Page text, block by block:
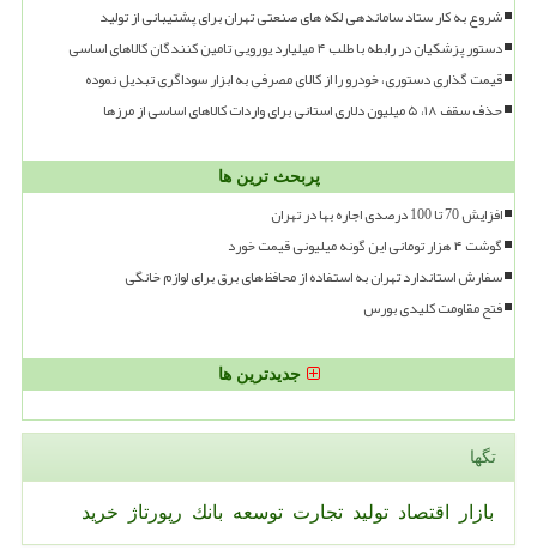
شروع به کار ستاد ساماندهی لکه های صنعتی تهران برای پشتیبانی از تولید
دستور پزشکیان در رابطه با طلب ۴ میلیارد یورویی تامین کنندگان کالاهای اساسی
قیمت گذاری دستوری، خودرو را از کالای مصرفی به ابزار سوداگری تبدیل نموده
حذف سقف ۱۸، ۵ میلیون دلاری استانی برای واردات کالاهای اساسی از مرزها
پربحث ترین ها
افزایش 70 تا 100 درصدی اجاره بها در تهران
گوشت ۴ هزار تومانی این گونه میلیونی قیمت خورد
سفارش استاندارد تهران به استفاده از محافظ های برق برای لوازم خانگی
فتح مقاومت کلیدی بورس
جدیدترین ها
تگها
بازار اقتصاد تولید تجارت توسعه بانك رپورتاژ خرید